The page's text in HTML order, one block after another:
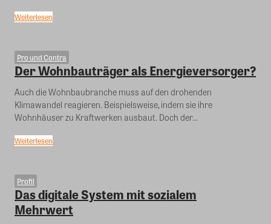
Weiterlesen
Pro und Contra
Der Wohnbauträger als Energieversorger?
Auch die Wohnbaubranche muss auf den drohenden
Klimawandel reagieren. Beispielsweise, indem sie ihre
Wohnhäuser zu Kraftwerken ausbaut. Doch der...
Weiterlesen
Profil
Das digitale System mit sozialem
Mehrwert